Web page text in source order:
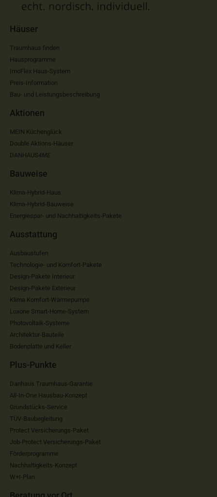
Häuser
Traumhaus finden
Hausprogramme
ImoFlex Haus-System
Preis-Information
Bau- und Leistungsbeschreibung
Aktionen
MEIN Küchenglück
Double Aktions-Häuser
DANHAUS4ME
Bauweise
Klima-Hybrid-Haus
Klima-Hybrid-Bauweise
Energiespar- und Nachhaltigkeits-Pakete
Ausstattung
Ausbaustufen
Technologie- und Komfort-Pakete
Design-Pakete Interieur
Design-Pakete Exterieur
Klima Komfort-Wärmepumpe
Loxone Smart-Home-System
Photovoltaik-Systeme
Architektur-Bauteile
Bodenplatte und Keller
Plus-Punkte
Danhaus Traumhaus-Garantie
All-In-One Hausbau-Konzept
Grundstücks-Service
TÜV-Baubegleitung
Protect Versicherungs-Paket
Job-Protect Versicherungs-Paket
Förderprogramme
Nachhaltigkeits-Konzept
W+I-Plan